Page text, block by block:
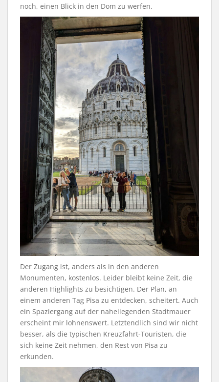
noch, einen Blick in den Dom zu werfen.
Der Zugang ist, anders als in den anderen
Monumenten, kostenlos. Leider bleibt keine Zeit, die
anderen Highlights zu besichtigen. Der Plan, an
einem anderen Tag Pisa zu entdecken, scheitert. Auch
ein Spaziergang auf der naheliegenden Stadtmauer
erscheint mir lohnenswert. Letztendlich sind wir nicht
besser, als die typischen Kreuzfahrt-Touristen, die
sich keine Zeit nehmen, den Rest von Pisa zu
erkunden.